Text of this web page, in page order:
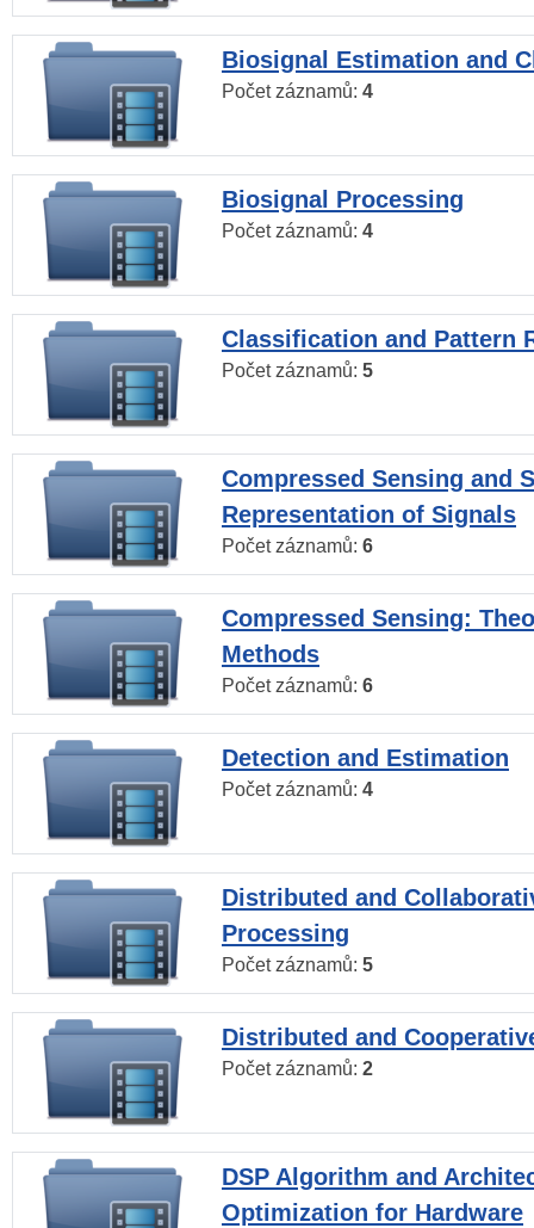
Biosignal Estimation and
Počet záznamů: 4
Biosignal Processing
Počet záznamů: 4
Classification and Pattern
Počet záznamů: 5
Compressed Sensing and
Representation of Signals
Počet záznamů: 6
Compressed Sensing:
Methods
Počet záznamů: 6
Detection and Estimation
Počet záznamů: 4
Distributed and
Processing
Počet záznamů: 5
Distributed and
Počet záznamů: 2
DSP Algorithm and
Optimization for Hardware